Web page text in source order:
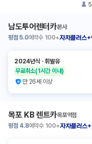
5
남도투어렌터카본사
평점 5.0예약수 100+자차플러스+
2024년식 ㆍ휘발유
무료취소(1시간 이내)
만 26세 이상
목포 KB 렌트카목포역점
평점 4.8예약수 100+자차플러스+